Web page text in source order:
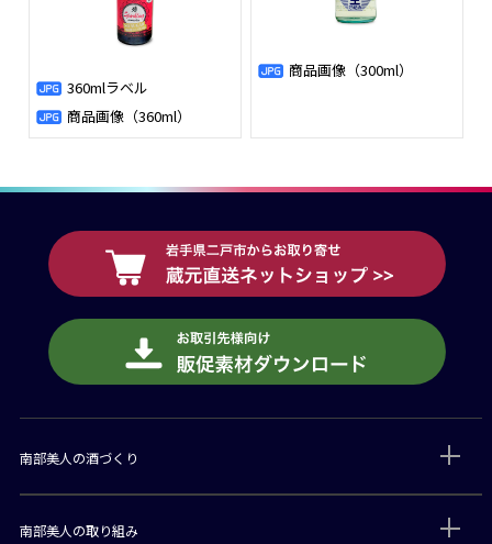
360mlラベル
商品画像（360ml）
商品画像（300ml）
南部美人の酒づくり
南部美人の取り組み